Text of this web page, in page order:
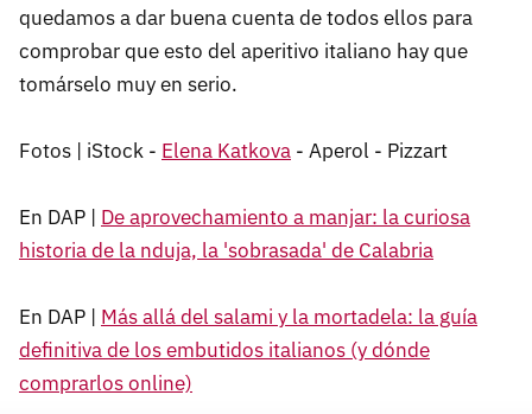
quedamos a dar buena cuenta de todos ellos para
comprobar que esto del aperitivo italiano hay que
tomárselo muy en serio.
Fotos | iStock - Elena Katkova - Aperol - Pizzart
En DAP | De aprovechamiento a manjar: la curiosa
historia de la nduja, la 'sobrasada' de Calabria
En DAP | Más allá del salami y la mortadela: la guía
definitiva de los embutidos italianos (y dónde
comprarlos online)